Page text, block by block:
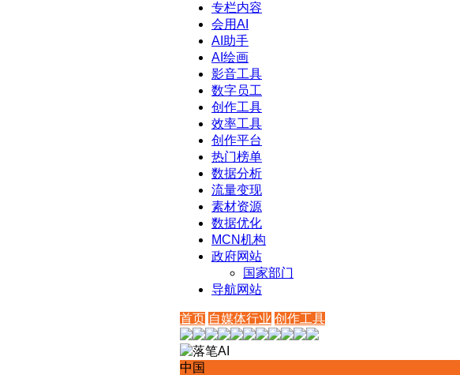
专栏内容
会用AI
AI助手
AI绘画
影音工具
数字员工
创作工具
效率工具
创作平台
热门榜单
数据分析
流量变现
素材资源
数据优化
MCN机构
政府网站
国家部门
导航网站
首页 自媒体行业 创作工具
中国